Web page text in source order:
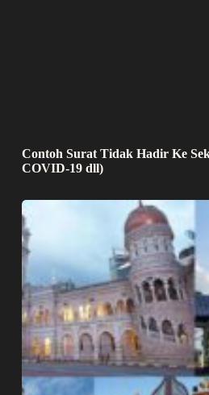
Contoh Surat Tidak Hadir Ke
COVID-19 dll)